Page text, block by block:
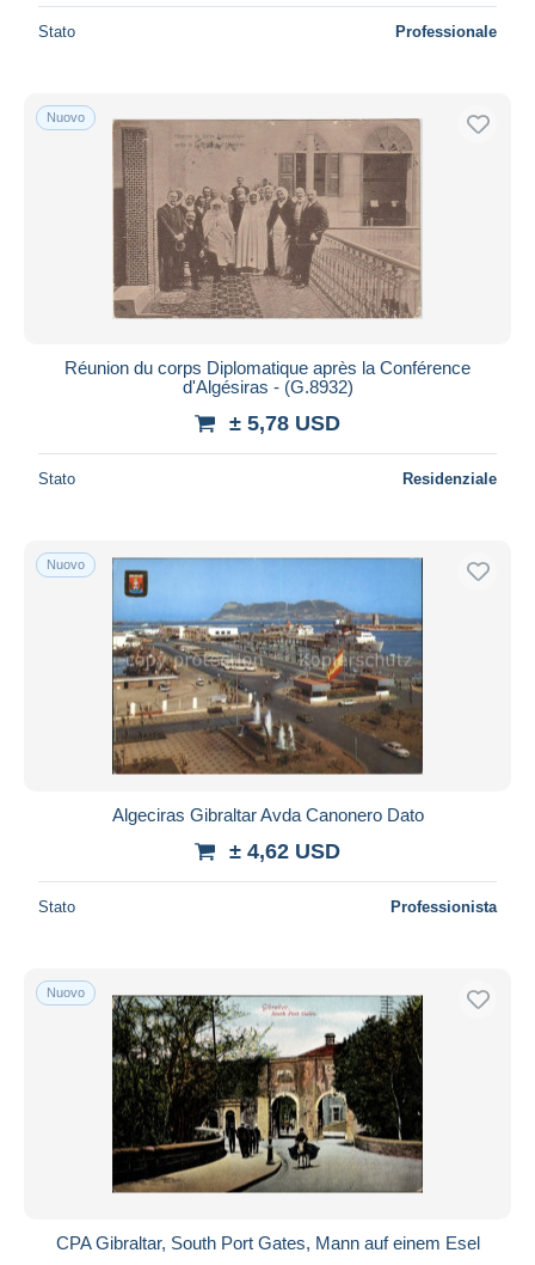
Stato Professionale
Nuovo
Réunion du corps Diplomatique après la Conférence
d'Algésiras - (G.8932)
± 5,78 USD
Stato Residenziale
Nuovo
Algeciras Gibraltar Avda Canonero Dato
± 4,62 USD
Stato Professionista
Nuovo
CPA Gibraltar, South Port Gates, Mann auf einem Esel